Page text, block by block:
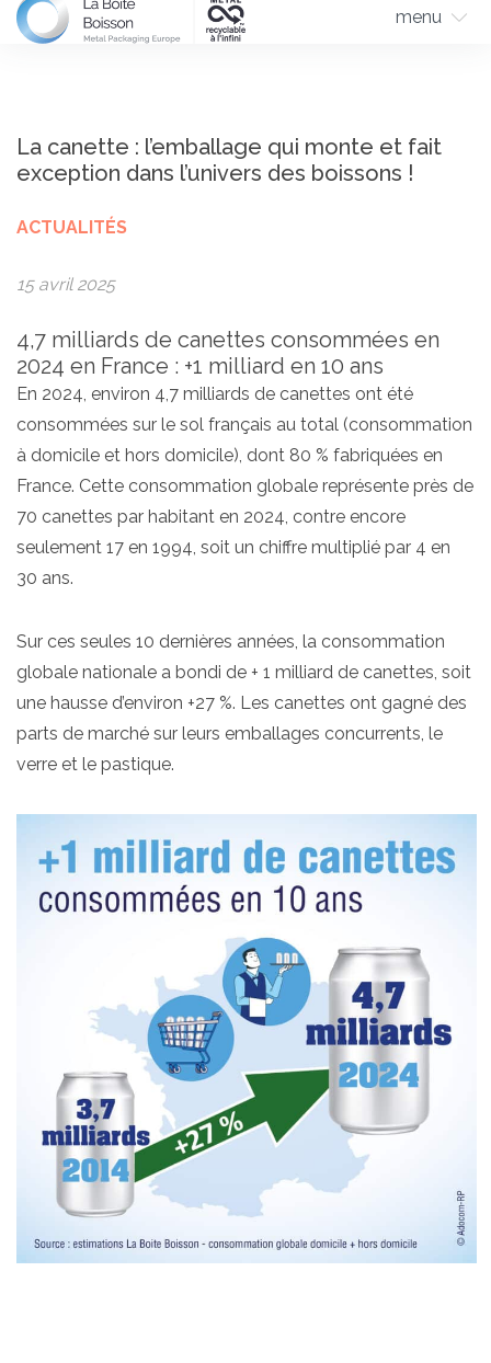
menu
La canette : l’emballage qui monte et fait
exception dans l’univers des boissons !
ACTUALITÉS
15 avril 2025
4,7 milliards de canettes consommées en
2024 en France : +1 milliard en 10 ans
En 2024, environ 4,7 milliards de canettes ont été
consommées sur le sol français au total (consommation
à domicile et hors domicile), dont 80 % fabriquées en
France. Cette consommation globale représente près de
70 canettes par habitant en 2024, contre encore
seulement 17 en 1994, soit un chiffre multiplié par 4 en
30 ans.
Sur ces seules 10 dernières années, la consommation
globale nationale a bondi de + 1 milliard de canettes, soit
une hausse d’environ +27 %. Les canettes ont gagné des
parts de marché sur leurs emballages concurrents, le
verre et le pastique.